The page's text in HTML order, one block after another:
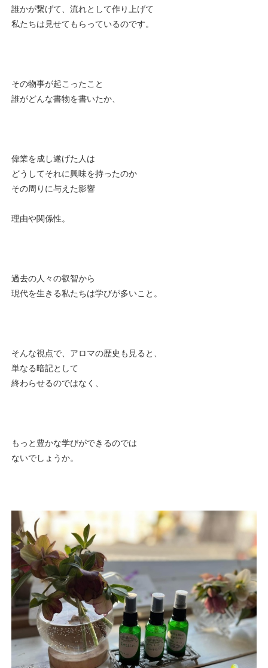
誰かが繋げて、流れとして作り上げて
私たちは見せてもらっているのです。
その物事が起こったこと
誰がどんな書物を書いたか、
偉業を成し遂げた人は
どうしてそれに興味を持ったのか
その周りに与えた影響
理由や関係性。
過去の人々の叡智から
現代を生きる私たちは学びが多いこと。
そんな視点で、アロマの歴史も見ると、
単なる暗記として
終わらせるのではなく、
もっと豊かな学びができるのでは
ないでしょうか。